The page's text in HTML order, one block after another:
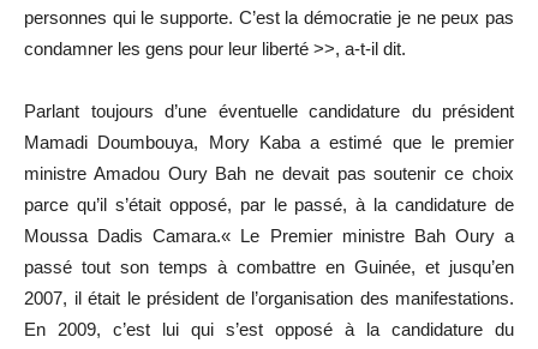
personnes qui le supporte. C’est la démocratie je ne peux pas
condamner les gens pour leur liberté >>, a-t-il dit.
Parlant toujours d’une éventuelle candidature du président
Mamadi Doumbouya, Mory Kaba a estimé que le premier
ministre Amadou Oury Bah ne devait pas soutenir ce choix
parce qu’il s’était opposé, par le passé, à la candidature de
Moussa Dadis Camara.« Le Premier ministre Bah Oury a
passé tout son temps à combattre en Guinée, et jusqu’en
2007, il était le président de l’organisation des manifestations.
En 2009, c’est lui qui s’est opposé à la candidature du